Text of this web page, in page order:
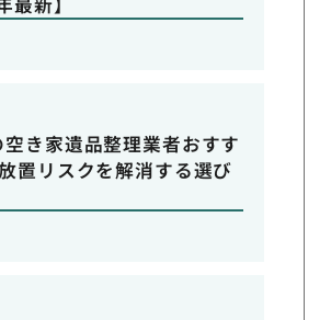
き家遺品整理業者おすす
置リスクを解消する選び